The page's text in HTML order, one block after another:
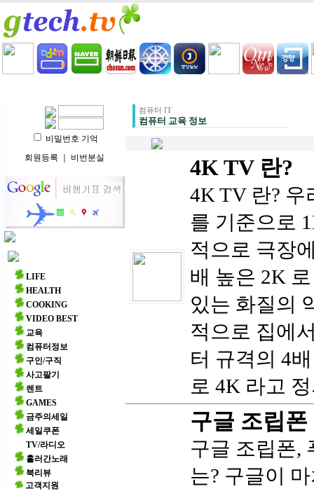
비밀번호 기억
회원등록
비번분실
주요 메뉴
LIFE
HEALTH
COOKING
VIDEO BEST
교육
컴퓨터정보
구인/구직
사고팔기
렌트
GAMES
금주의세일
세일쿠폰
TV/라디오
흘러간노래
북리뷰
고객지원
컴퓨터 IT
컴퓨터 교육 정보
4K TV 란?
4K TV 란? 우
를 기준으로
적으로 극장
배 높은 2K
있는 화질의
적으로 집에
터 규격의 4
로 4K 라고
구글 조립폰
구글 조립폰,
는? 구글이